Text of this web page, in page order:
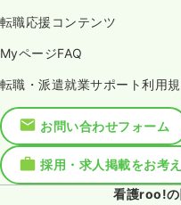
転職応援コンテンツ
MyページFAQ
転職・派遣就業サポート利用
お問い合わせフォーム
採用・求人掲載をお考
看護roo!の